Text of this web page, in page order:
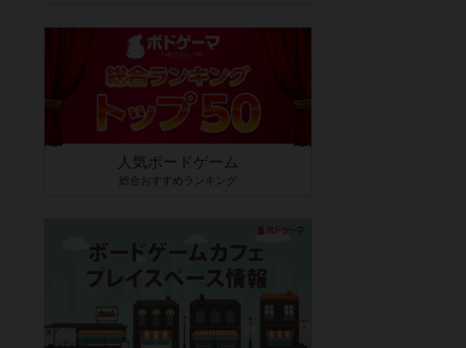
人気ボードゲーム
総合おすすめランキング